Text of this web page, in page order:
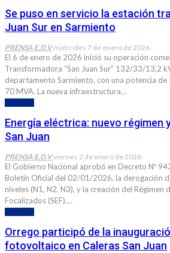
Se puso en servicio la estación
Juan Sur en Sarmiento
PRENSA E.D.Vmiércoles 7 de enero de 2026
El 6 de enero de 2026 inició su operación
Transformadora “San Juan Sur” 132/33/13,2
departamento Sarmiento, con una potencia
70 MVA. La nueva infraestructura…
ENERGIA
Energía eléctrica: nuevo régimen
San Juan
PRENSA E.D.Vviernes 2 de enero de 2026
El Gobierno Nacional aprobó en Decreto Nº
Boletín Oficial del 02/01/2026, la derogación
niveles (N1, N2, N3), y la creación del Régimen
Focalizados (SEF).…
ENERGIA
Orrego participó de la
fotovoltaico en Caleras San Juan